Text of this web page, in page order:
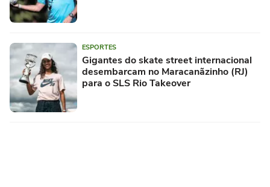
ESPORTES
Gigantes do skate street internacional
desembarcam no Maracanãzinho (RJ)
para o SLS Rio Takeover